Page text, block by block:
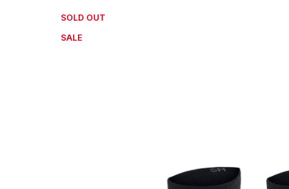
SOLD OUT
SALE